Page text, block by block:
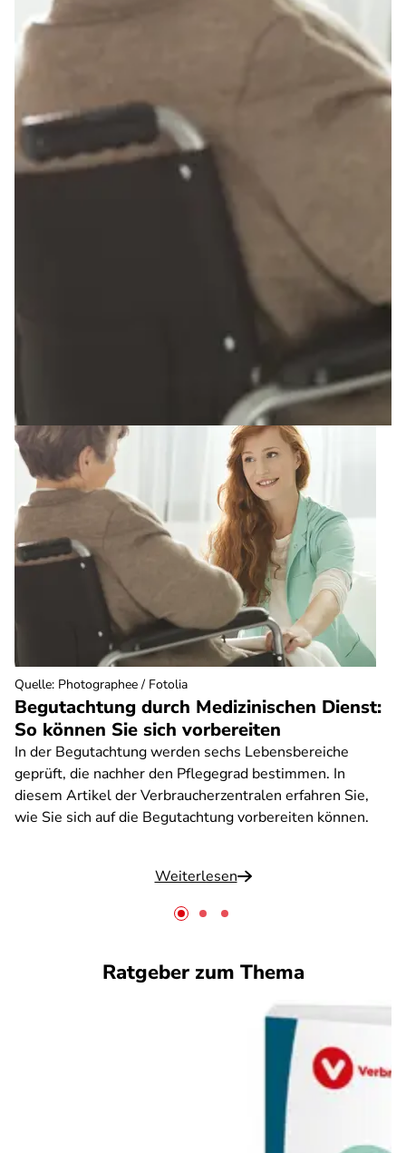
Begutachtung durch Medizinischen Dienst:
So können Sie sich vorbereiten
In der Begutachtung werden sechs Lebensbereiche
geprüft, die nachher den Pflegegrad bestimmen. In
diesem Artikel der Verbraucherzentralen erfahren Sie,
wie Sie sich auf die Begutachtung vorbereiten können.
Weiterlesen
Quelle: Photographee / Fotolia
Ratgeber zum Thema